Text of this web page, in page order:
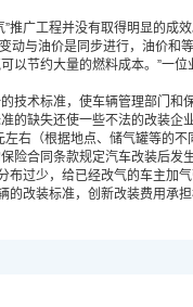
工程并没有取得明显的成效
与油价是同步进行，油价和
节约大量的燃料成本。”一位
术标准，使车辆管理部门和
缺失还使一些不法的改装企
（根据地点、储气罐等的不
同条款规定汽车改装后发
少，给已经改气的车主加
改装标准，创新改装费用承